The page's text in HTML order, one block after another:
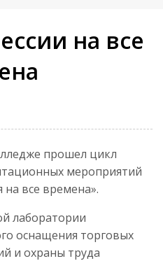
на все
прошел цикл
мероприятий
на все времена».
лаборатории
оснащения торговых
и охраны труда